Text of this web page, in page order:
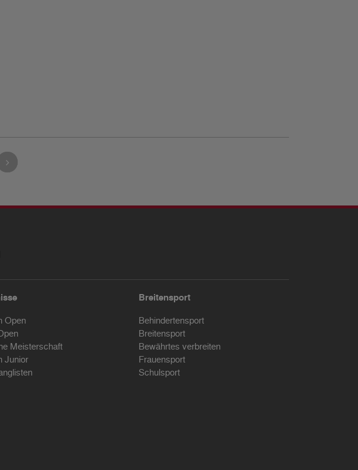
Open
Meisterschaft
Junior
Breitensport
Behindertensport
Breitensport
Bewährtes verbreiten
Frauensport
Schulsport